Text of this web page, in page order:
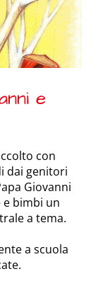
e
con
dai genitori
Giovanni
bimbi un
a tema.
a scuola